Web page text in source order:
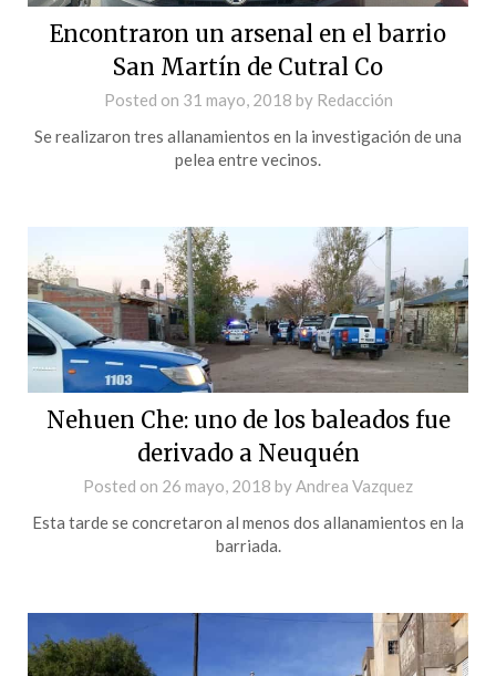
Encontraron un arsenal en el barrio
San Martín de Cutral Co
Posted on 31 mayo, 2018 by Redacción
Se realizaron tres allanamientos en la investigación de una
pelea entre vecinos.
Nehuen Che: uno de los baleados fue
derivado a Neuquén
Posted on 26 mayo, 2018 byAndrea Vazquez
Esta tarde se concretaron al menos dos allanamientos en la
barriada.